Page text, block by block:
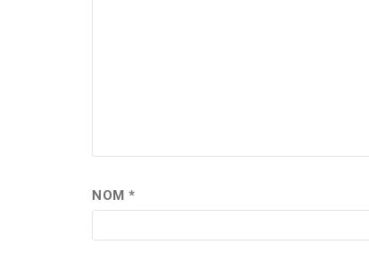
NOM*